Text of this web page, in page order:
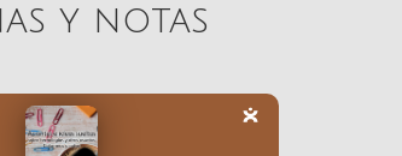
y notas